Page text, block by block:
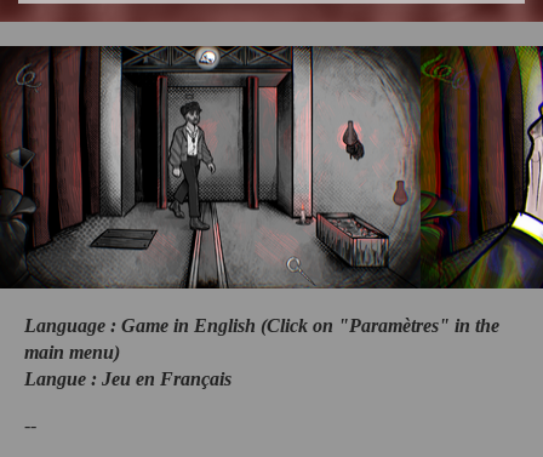
Language : Game in English (Click on "Paramètres" in the
main menu)
Langue : Jeu en Français
--